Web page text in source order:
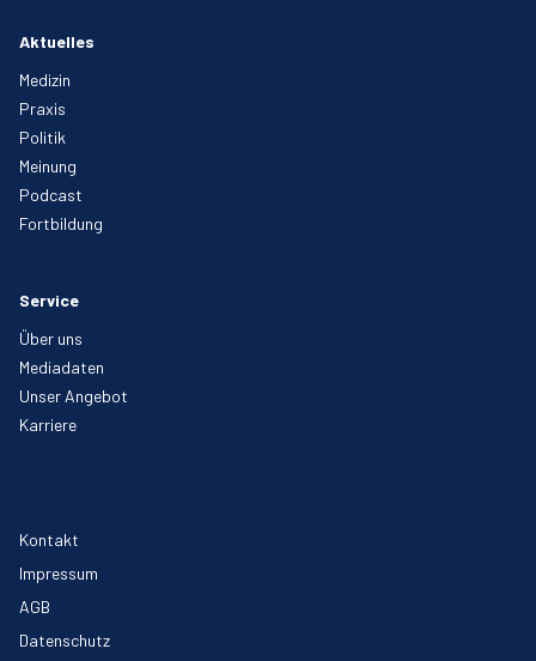
Aktuelles
Medizin
Praxis
Politik
Meinung
Podcast
Fortbildung
Service
Über uns
Mediadaten
Unser Angebot
Karriere
Kontakt
Impressum
AGB
Datenschutz